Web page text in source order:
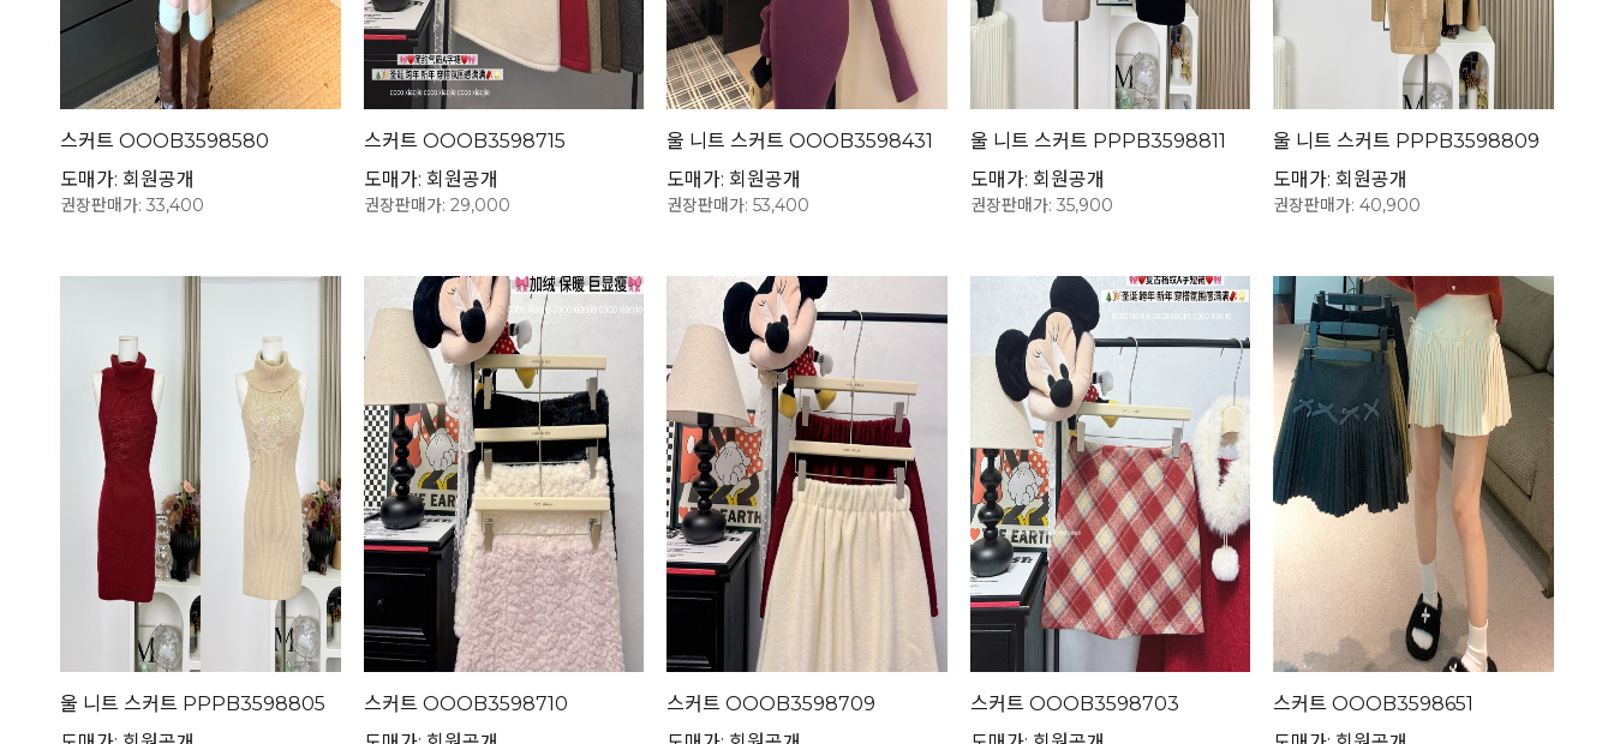
스커트 OOOB3598580
도매가: 회원공개
권장판매가: 33,400
스커트 OOOB3598715
도매가: 회원공개
권장판매가: 29,000
울 니트 스커트 OOOB3598431
도매가: 회원공개
권장판매가: 53,400
울 니트 스커트 PPPB3598811
도매가: 회원공개
권장판매가: 35,900
울 니트 스커트 PPPB3598809
도매가: 회원공개
권장판매가: 40,900
울 니트 스커트 PPPB3598805
스커트 OOOB3598710
스커트 OOOB3598709
스커트 OOOB3598703
스커트 OOOB3598651